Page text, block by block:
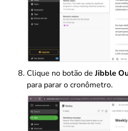
Clique no botão de Jibble
para parar o cronômetro.